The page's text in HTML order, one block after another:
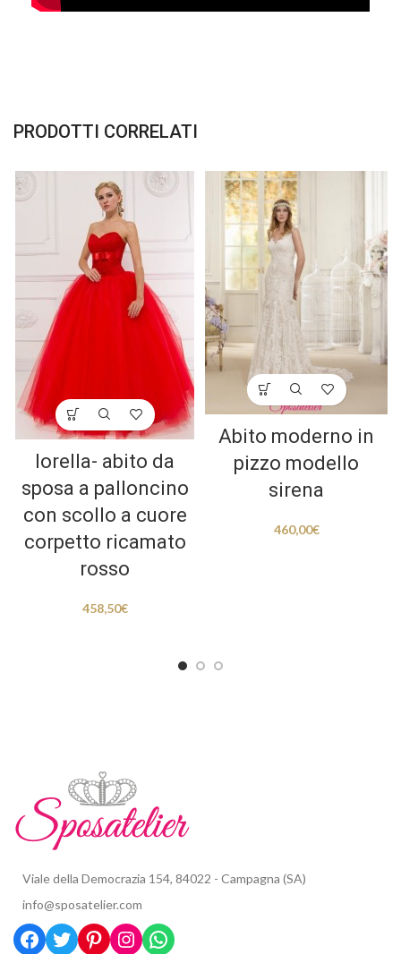
PRODOTTI CORRELATI
lorella- abito da
sposa a palloncino
con scollo a cuore
corpetto ricamato
rosso
458,50€
Abito moderno in
pizzo modello
sirena
460,00€
Viale della Democrazia 154, 84022 - Campagna (SA)
info@sposatelier.com